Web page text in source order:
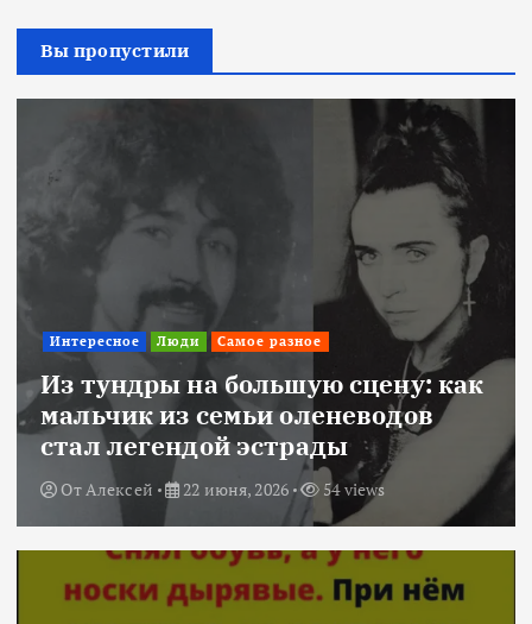
Вы пропустили
Интересное Люди Самое разное
Из тундры на большую сцену: как
мальчик из семьи оленеводов
стал легендой эстрады
ОтАлексей 22 июня, 2026 54 views